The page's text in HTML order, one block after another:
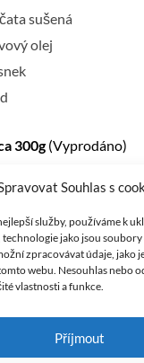
Souhlas s
služby, používáme k
jako jsou soubory
zpracovávat údaje, jako
webu. Nesouhlas nebo
vlastnosti a funkce.
Příjmout
sušená
olej
300g(Vyprodáno)
(EU)